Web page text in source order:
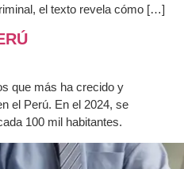
el texto revela cómo […]
que más ha crecido y
el Perú. En el 2024, se
100 mil habitantes.